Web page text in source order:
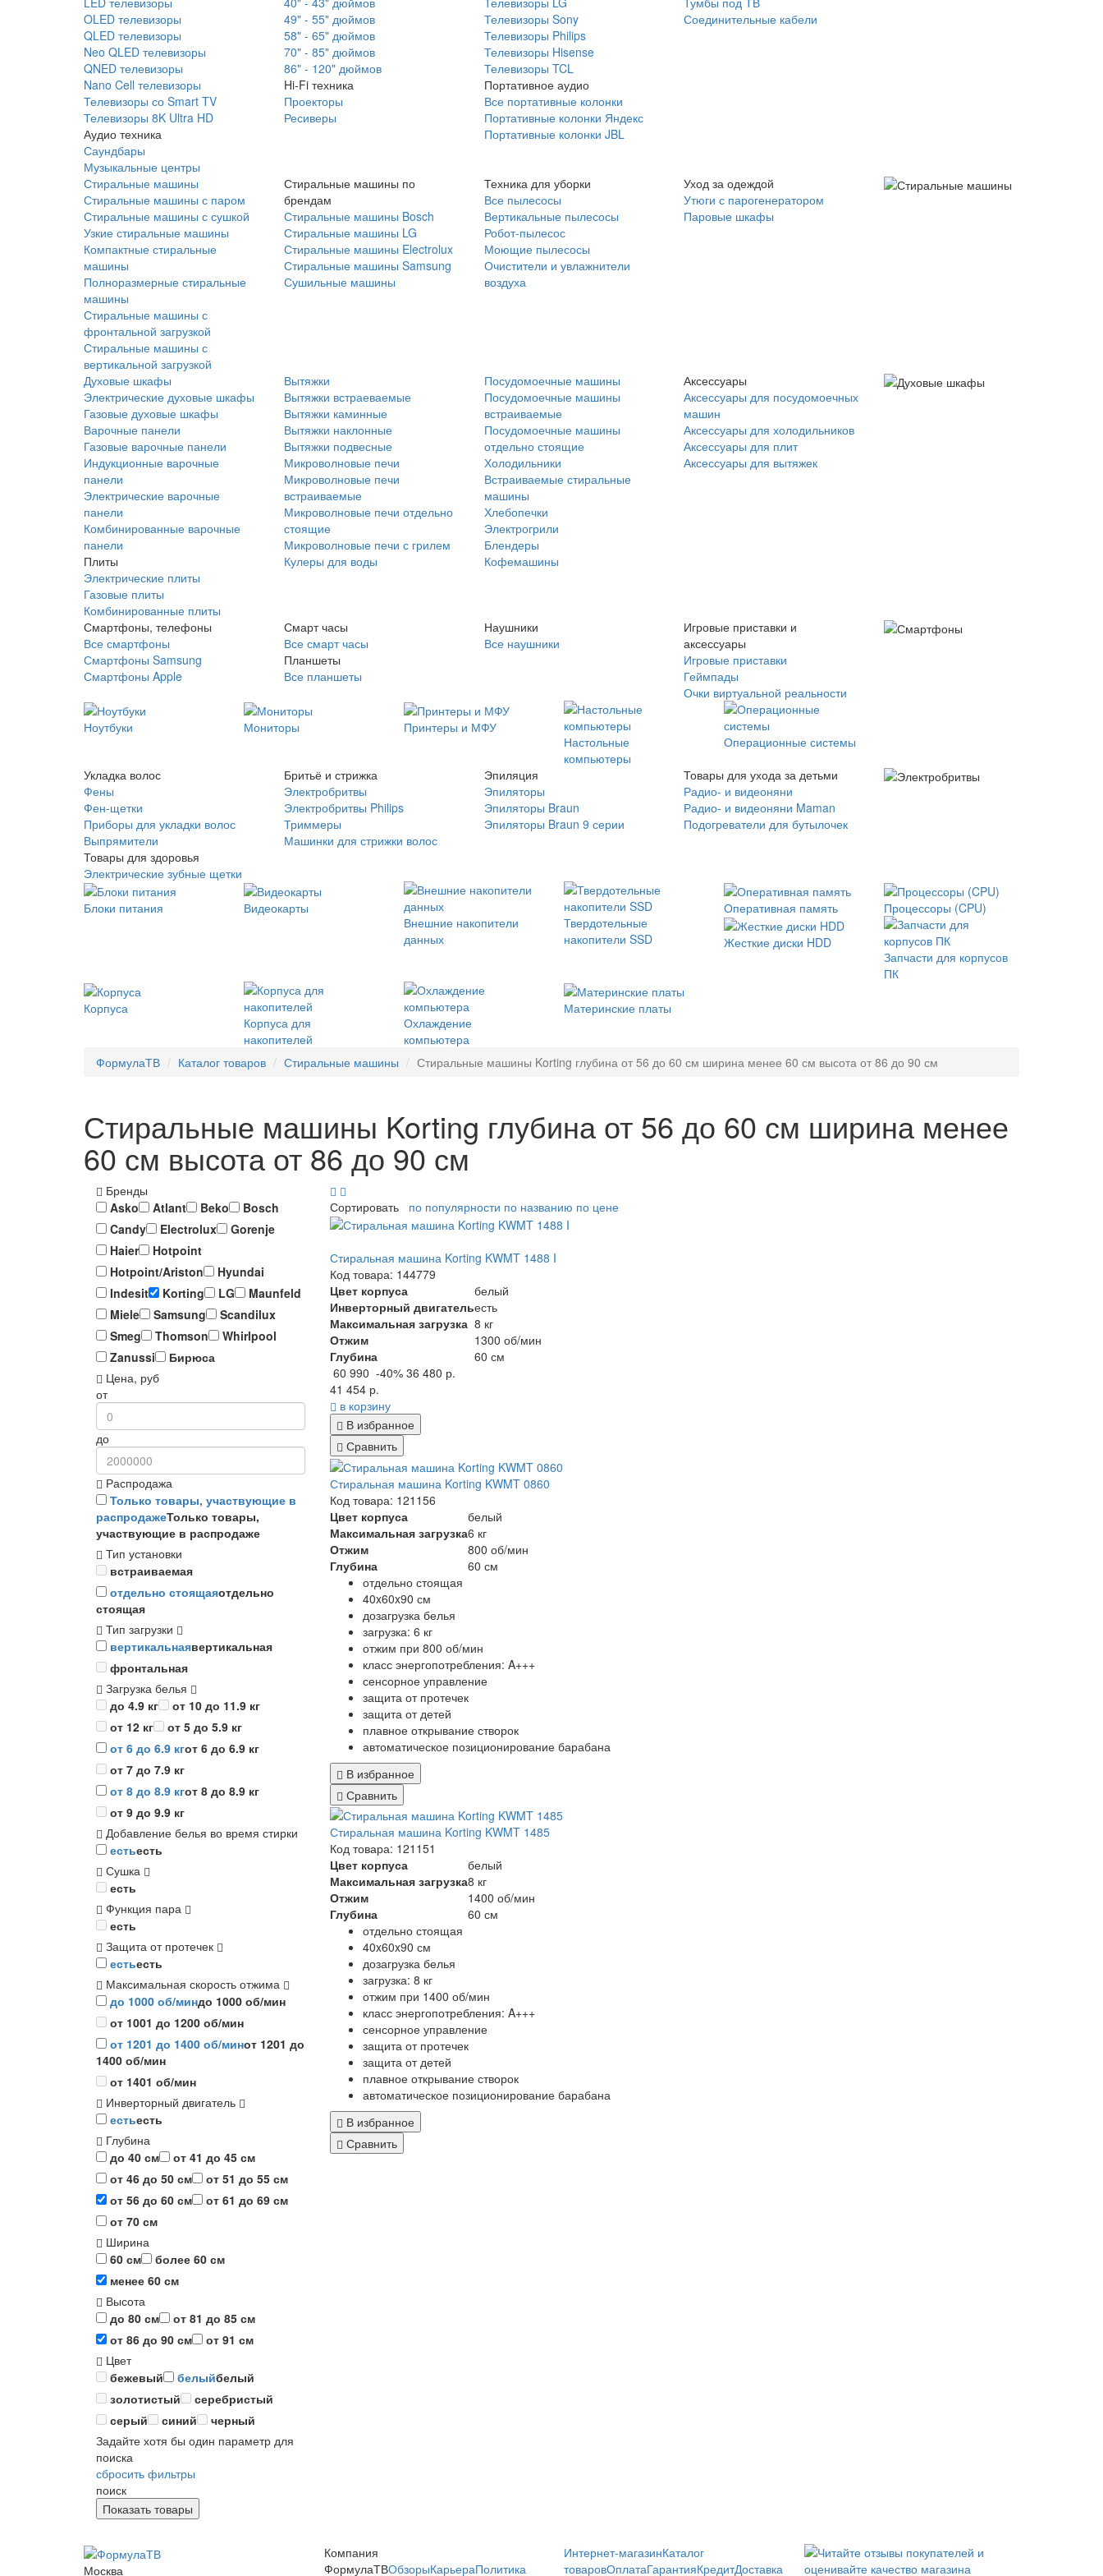
OLED телевизоры
QLED телевизоры
Neo QLED телевизоры
QNED телевизоры
Nano Cell телевизоры
Телевизоры со Smart TV
Телевизоры 8K Ultra HD
Аудио техника
Саундбары
Музыкальные центры
49" - 55" дюймов
58" - 65" дюймов
70" - 85" дюймов
86" - 120" дюймов
Hi-Fi техника
Проекторы
Ресиверы
Телевизоры Sony
Телевизоры Philips
Телевизоры Hisense
Телевизоры TCL
Портативное аудио
Все портативные колонки
Портативные колонки Яндекс
Портативные колонки JBL
Соединительные кабели
Стиральные машины
Стиральные машины с паром
Стиральные машины с сушкой
Узкие стиральные машины
Компактные стиральные
машины
Полноразмерные стиральные
машины
Стиральные машины с
фронтальной загрузкой
Стиральные машины с
вертикальной загрузкой
Стиральные машины по
брендам
Стиральные машины Bosch
Стиральные машины LG
Стиральные машины Electrolux
Стиральные машины Samsung
Сушильные машины
Техника для уборки
Все пылесосы
Вертикальные пылесосы
Робот-пылесос
Моющие пылесосы
Очистители и увлажнители
воздуха
Уход за одеждой
Утюги с парогенератором
Паровые шкафы
Духовые шкафы
Электрические духовые шкафы
Газовые духовые шкафы
Варочные панели
Газовые варочные панели
Индукционные варочные
панели
Электрические варочные
панели
Комбинированные варочные
панели
Плиты
Электрические плиты
Газовые плиты
Комбинированные плиты
Вытяжки
Вытяжки встраеваемые
Вытяжки каминные
Вытяжки наклонные
Вытяжки подвесные
Микроволновые печи
Микроволновые печи
встраиваемые
Микроволновые печи отдельно
стоящие
Микроволновые печи с грилем
Кулеры для воды
Посудомоечные машины
Посудомоечные машины
встраиваемые
Посудомоечные машины
отдельно стоящие
Холодильники
Встраиваемые стиральные
машины
Хлебопечки
Электрогрили
Блендеры
Кофемашины
Аксессуары
Аксессуары для посудомоечных
машин
Аксессуары для холодильников
Аксессуары для плит
Аксессуары для вытяжек
Смартфоны, телефоны
Все смартфоны
Смартфоны Samsung
Смартфоны Apple
Смарт часы
Все смарт часы
Планшеты
Все планшеты
Наушники
Все наушники
Игровые приставки и
аксессуары
Игровые приставки
Геймпады
Очки виртуальной реальности
Ноутбуки Мониторы
Принтеры и МФУ
Настольные
компьютеры
Операционные системы
Укладка волос
Фены
Фен-щетки
Приборы для укладки волос
Выпрямители
Товары для здоровья
Электрические зубные щетки
Бритьё и стрижка
Электробритвы
Электробритвы Philips
Триммеры
Машинки для стрижки волос
Эпиляция
Эпиляторы
Эпиляторы Braun
Эпиляторы Braun 9 серии
Товары для ухода за детьми
Радио- и видеоняни
Радио- и видеоняни Maman
Подогреватели для бутылочек
Блоки питания
Видеокарты
Внешние накопители
данных
Твердотельные
накопители SSD
Оперативная память Процессоры (CPU)
Жесткие диски HDD
Запчасти для корпусов
ПК
Корпуса
Корпуса для
накопителей
Охлаждение
компьютера
Материнские платы
ФормулаТВ Каталог товаров Стиральные машины Стиральные машины Korting глубина от 56 до 60 см ширина менее 60 см высота от 86 до 90 см
Стиральные машины Korting глубина от 56 до 60 см ширина менее
60 см высота от 86 до 90 см
Бренды
Asko
Atlant Beko
Bosch
Candy
Electrolux
Gorenje
Haier
Hotpoint
Hotpoint/Ariston
Hyundai
Indesit
Korting LG
Maunfeld
Miele
Samsung
Scandilux
Smeg
Thomson
Whirlpool
Zanussi
Бирюса
Цена, руб
от
до
Распродажа
Только товары, участвующие в
распродажеТолько товары,
участвующие в распродаже
Тип установки
встраиваемая
отдельно стоящаяотдельно
стоящая
Тип загрузки
вертикальнаявертикальная
фронтальная
Загрузка белья
до 4.9 кг
от 10 до 11.9 кг
от 12 кг
от 5 до 5.9 кг
от 6 до 6.9 кгот 6 до 6.9 кг
от 7 до 7.9 кг
от 8 до 8.9 кгот 8 до 8.9 кг
от 9 до 9.9 кг
Добавление белья во время стирки
естьесть
Сушка
есть
Функция пара
есть
Защита от протечек
естьесть
Максимальная скорость отжима
до 1000 об/миндо 1000 об/мин
от 1001 до 1200 об/мин
от 1201 до 1400 об/минот 1201 до
1400 об/мин
от 1401 об/мин
Инверторный двигатель
естьесть
Глубина
до 40 см
от 41 до 45 см
от 46 до 50 см
от 51 до 55 см
от 56 до 60 см
от 61 до 69 см
от 70 см
Ширина
60 см
более 60 см
менее 60 см
Высота
до 80 см
от 81 до 85 см
от 86 до 90 см
от 91 см
Цвет
бежевый
белыйбелый
золотистый
серебристый
серый
синий
черный
Задайте хотя бы один параметр для
поиска
сбросить фильтры
поиск
Сортировать по популярности по названию по цене
Стиральная машина Korting KWMT 1488 I
Код товара: 144779
Цвет корпуса
белый
Инверторный двигательесть
Максимальная загрузка 8 кг
Отжим
1300 об/мин
Глубина
60 см
60 990 -40% 36 480 р.
41 454 р.
в корзину
В избранное
Сравнить
Стиральная машина Korting KWMT 0860
Код товара: 121156
Цвет корпуса
белый
Максимальная загрузка6 кг
Отжим
800 об/мин
Глубина
60 см
отдельно стоящая
40x60x90 см
дозагрузка белья
загрузка: 6 кг
отжим при 800 об/мин
класс энергопотребления: A+++
сенсорное управление
защита от протечек
защита от детей
плавное открывание створок
автоматическое позиционирование барабана
В избранное
Сравнить
Стиральная машина Korting KWMT 1485
Код товара: 121151
Цвет корпуса
белый
Максимальная загрузка8 кг
Отжим
1400 об/мин
Глубина
60 см
отдельно стоящая
40x60x90 см
дозагрузка белья
загрузка: 8 кг
отжим при 1400 об/мин
класс энергопотребления: A+++
сенсорное управление
защита от протечек
защита от детей
плавное открывание створок
автоматическое позиционирование барабана
В избранное
Сравнить
Москва
Компания
ФормулаТВОбзорыКарьераПолитика
Интернет-магазинКаталог
товаровОплатаГарантияКредитДоставка